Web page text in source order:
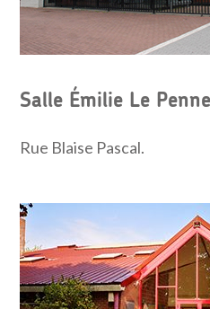
Salle Émilie Le
Rue Blaise Pascal.